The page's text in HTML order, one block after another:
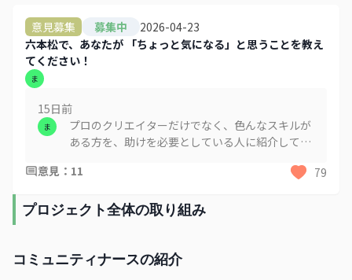
意見募集 募集中
2026-04-23
六本松で、あなたが 「ちょっと気になる」と思うことを教え
てください！
ま
15日前
ま
プロのクリエイターだけでなく、色んなスキルが
ある方を、助けを必要としている人に紹介してつ
す。
意見 ： 11 79
プロジェクト全体の取り組み
コミュニティナースの紹介